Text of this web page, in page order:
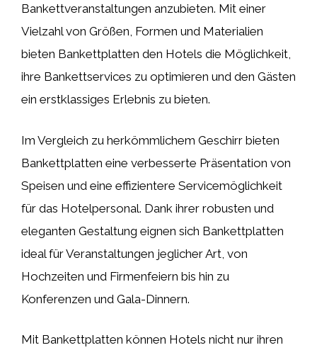
Bankettveranstaltungen anzubieten. Mit einer
Vielzahl von Größen, Formen und Materialien
bieten Bankettplatten den Hotels die Möglichkeit,
ihre Bankettservices zu optimieren und den Gästen
ein erstklassiges Erlebnis zu bieten.
Im Vergleich zu herkömmlichem Geschirr bieten
Bankettplatten eine verbesserte Präsentation von
Speisen und eine effizientere Servicemöglichkeit
für das Hotelpersonal. Dank ihrer robusten und
eleganten Gestaltung eignen sich Bankettplatten
ideal für Veranstaltungen jeglicher Art, von
Hochzeiten und Firmenfeiern bis hin zu
Konferenzen und Gala-Dinnern.
Mit Bankettplatten können Hotels nicht nur ihren